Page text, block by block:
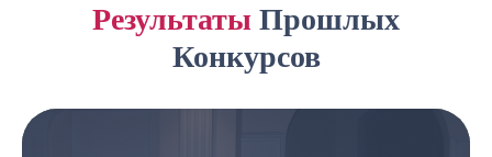
Результаты Прошлых
Конкурсов